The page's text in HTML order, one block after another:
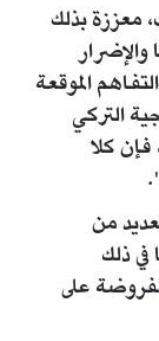
معززة بذلك
والإضرار
الموقعة
التركي
كلا
من
في ذلك
على